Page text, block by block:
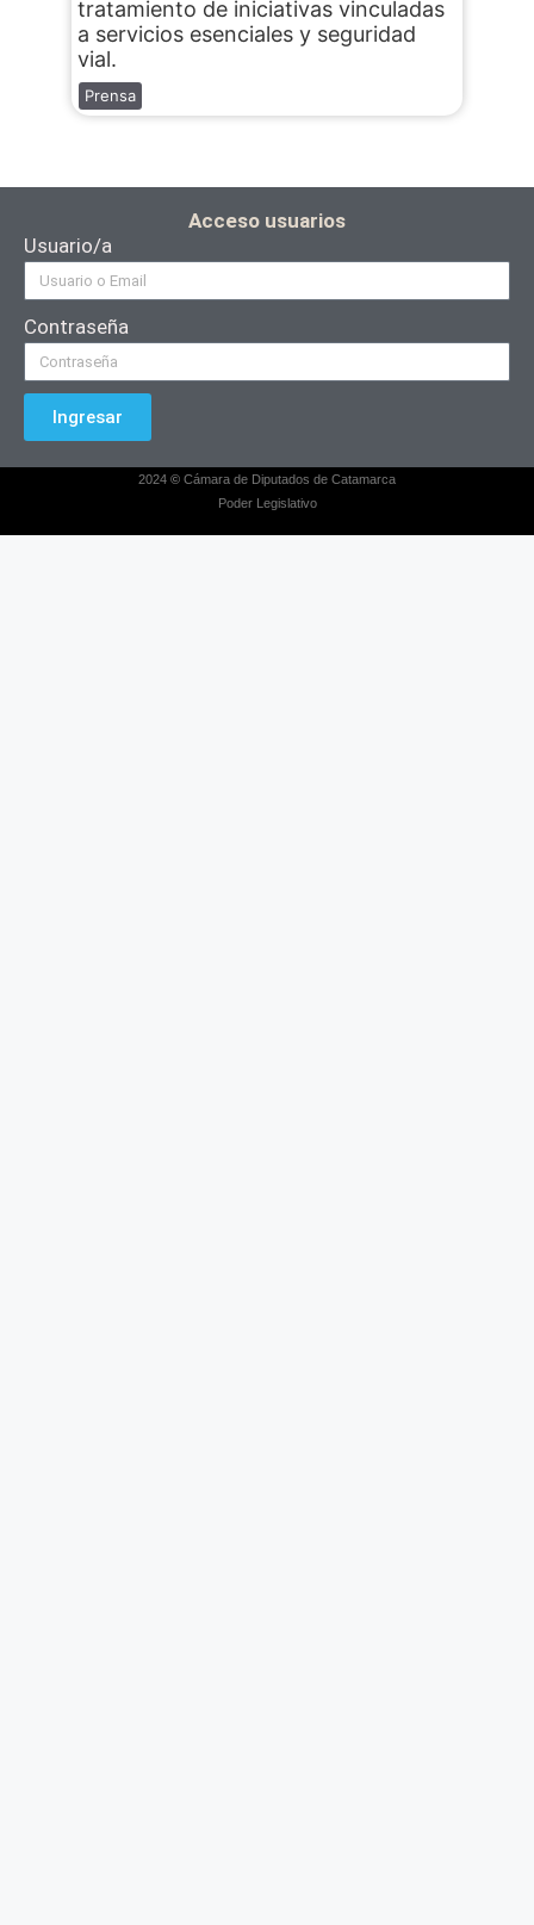
tratamiento de iniciativas vinculadas
a servicios esenciales y seguridad
vial.
Prensa
Acceso usuarios
Usuario/a
Contraseña
Ingresar
2024 © Cámara de Diputados de Catamarca
Poder Legislativo